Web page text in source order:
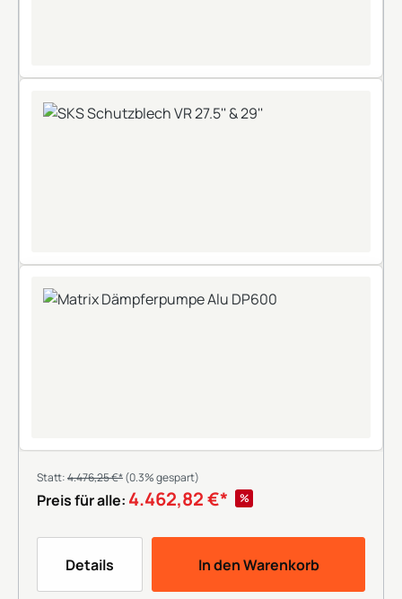
Statt:4.476,25 €*(0.3% gespart)
Preis für alle: 4.462,82 €* %
Details In den Warenkorb